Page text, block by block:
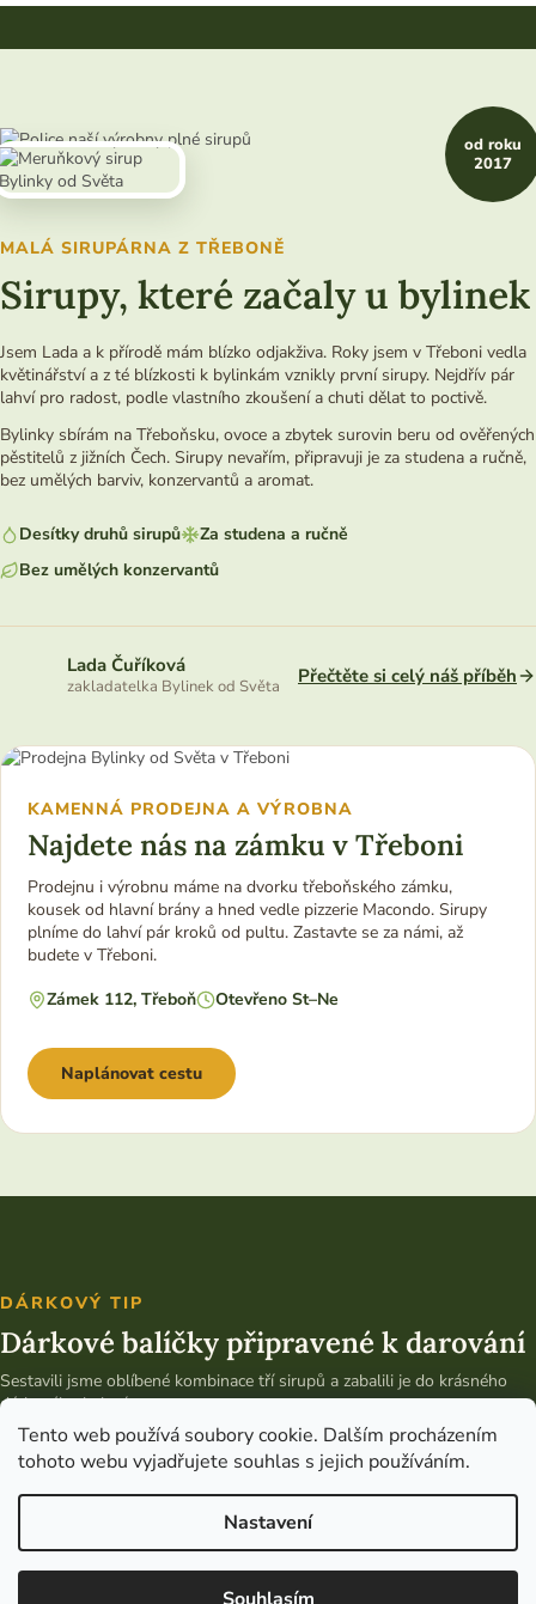
Tento web používá soubory cookie. Dalším procházením
tohoto webu vyjadřujete souhlas s jejich používáním.
Nastavení
MALÁ SIRUPÁRNA Z TŘEBONĚ
Sirupy, které začaly u bylinek
Jsem Lada a k přírodě mám blízko odjakživa. Roky jsem v Třeboni vedla
květinářství a z té blízkosti k bylinkám vznikly první sirupy. Nejdřív pár
lahví pro radost, podle vlastního zkoušení a chuti dělat to poctivě.
Bylinky sbírám na Třeboňsku, ovoce a zbytek surovin beru od ověřených
pěstitelů z jižních Čech. Sirupy nevařím, připravuji je za studena a ručně,
bez umělých barviv, konzervantů a aromat.
Desítky druhů sirupů
Za studena a ručně
Bez umělých konzervantů
Lada Čuříková
zakladatelka Bylinek od Světa Přečtěte si celý náš příběh
od roku
2017
KAMENNÁ PRODEJNA A VÝROBNA
Najdete nás na zámku v Třeboni
Prodejnu i výrobnu máme na dvorku třeboňského zámku,
kousek od hlavní brány a hned vedle pizzerie Macondo. Sirupy
plníme do lahví pár kroků od pultu. Zastavte se za námi, až
budete v Třeboni.
Zámek 112, Třeboň
Otevřeno St–Ne
Naplánovat cestu
DÁRKOVÝ TIP
Dárkové balíčky připravené k darování
Sestavili jsme oblíbené kombinace tří sirupů a zabalili je do krásného
dárkového balení.
Vybrat dárkový balíček